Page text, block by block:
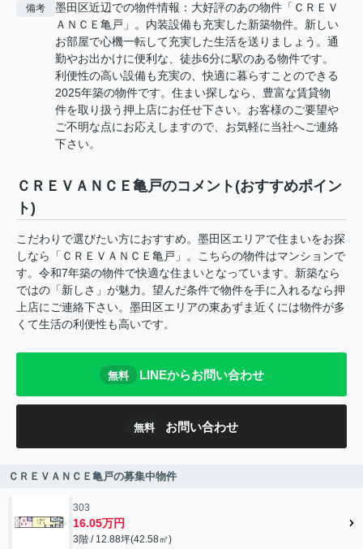
備考
墨田区近辺での物件情報：大好評のあの物件「ＣＲＥＶ
ＡＮＣＥ亀戸」。内装設備も充実した新築物件。新しい
お部屋で心機一転して充実した生活を送りましょう。通
勤やお出かけに便利な、徒歩6分に駅のある物件です。
利便性の高い設備も充実の、快適に暮らすことのできる
2025年築の物件です。住まい探しなら、豊富な賃貸物
件を取り扱う押上店にお任せ下さい。お客様のご要望や
ご不明な点にお応えしますので、お気軽に当社へご連絡
下さい。
ＣＲＥＶＡＮＣＥ亀戸のコメント(おすすめポイン
ト)
こだわりで選びたい方におすすめ。墨田区エリアで住まいをお探
しなら「ＣＲＥＶＡＮＣＥ亀戸」。こちらの物件はマンションで
す。令和7年築の物件で快適な住まいとなっています。新築なら
ではの「新しさ」が魅力。望んだ条件で物件を手に入れるなら押
上店にご連絡下さい。墨田区エリアの東あずま近くには物件が多
くて生活の利便性も高いです。
無料 LINEからお問い合わせ
無料 お問い合わせ
ＣＲＥＶＡＮＣＥ亀戸の募集中物件
303
16.05万円
3階 / 12.88坪(42.58㎡)